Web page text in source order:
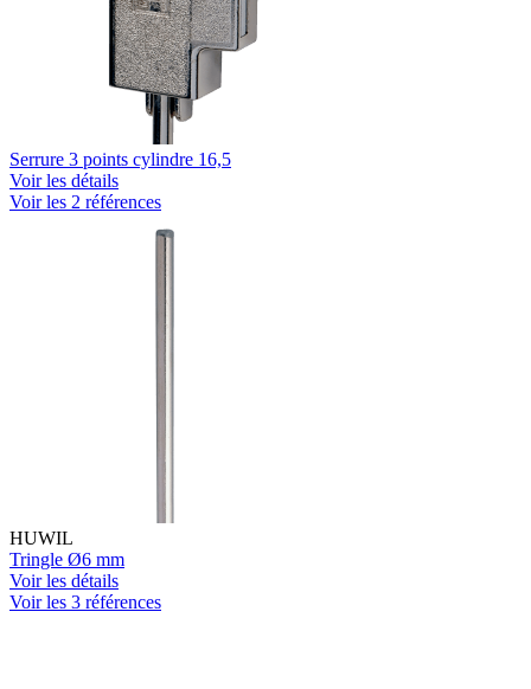
Serrure 3 points cylindre 16,5
Voir les détails
Voir les 2 références
HUWIL
Tringle Ø6 mm
Voir les détails
Voir les 3 références